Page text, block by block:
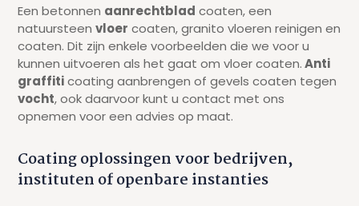
Een betonnen aanrechtblad coaten, een
natuursteenvloer coaten, granito vloeren reinigen en
coaten. Dit zijn enkele voorbeelden die we voor u
kunnen uitvoeren als het gaat om vloer coaten.Anti
graffiticoating aanbrengen of gevels coaten tegen
vocht, ook daarvoor kunt u contact met ons
opnemen voor een advies op maat.
Coating oplossingen voor bedrijven,
instituten of openbare instanties